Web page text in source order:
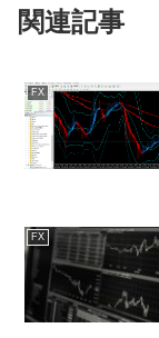
関連記事
FX
FX